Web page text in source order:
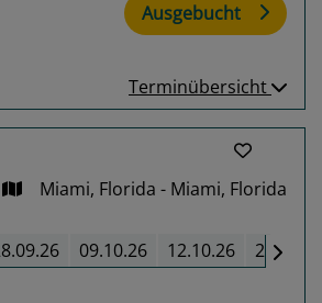
Ausgebucht
Terminübersicht
Miami, Florida - Miami, Florida
09.10.26 12.10.26